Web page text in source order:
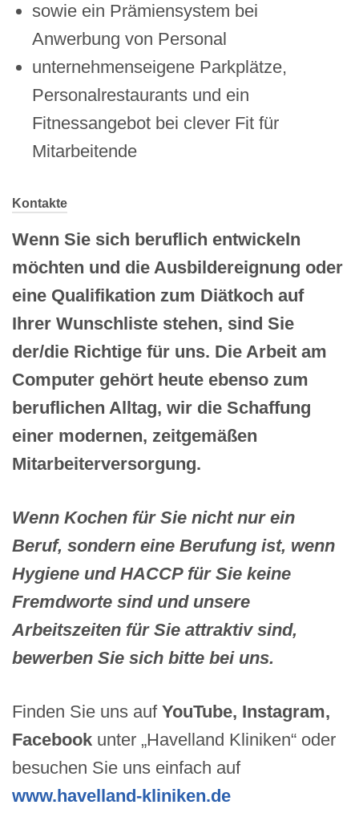
sowie ein Prämiensystem bei
Anwerbung von Personal
unternehmenseigene Parkplätze,
Personalrestaurants und ein
Fitnessangebot bei clever Fit für
Mitarbeitende
Kontakte
Wenn Sie sich beruflich entwickeln
möchten und die Ausbildereignung oder
eine Qualifikation zum Diätkoch auf
Ihrer Wunschliste stehen, sind Sie
der/die Richtige für uns. Die Arbeit am
Computer gehört heute ebenso zum
beruflichen Alltag, wir die Schaffung
einer modernen, zeitgemäßen
Mitarbeiterversorgung.
Wenn Kochen für Sie nicht nur ein
Beruf, sondern eine Berufung ist, wenn
Hygiene und HACCP für Sie keine
Fremdworte sind und unsere
Arbeitszeiten für Sie attraktiv sind,
bewerben Sie sich bitte bei uns.
Finden Sie uns aufYouTube, Instagram,
Facebook unter „Havelland Kliniken“ oder
besuchen Sie uns einfach auf
www.havelland-kliniken.de